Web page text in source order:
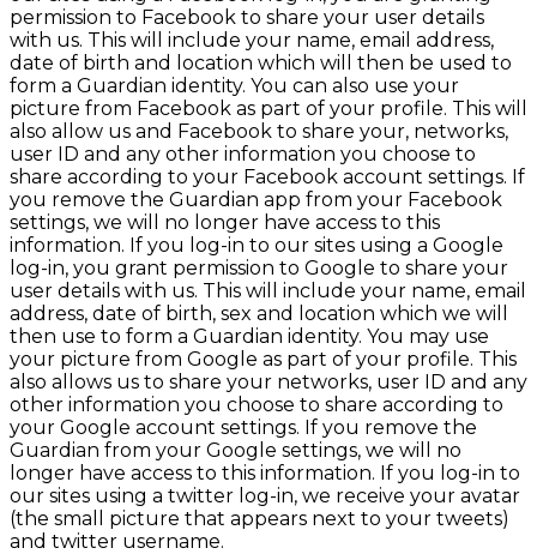
permission to Facebook to share your user details
with us. This will include your name, email address,
date of birth and location which will then be used to
form a Guardian identity. You can also use your
picture from Facebook as part of your profile. This will
also allow us and Facebook to share your, networks,
user ID and any other information you choose to
share according to your Facebook account settings. If
you remove the Guardian app from your Facebook
settings, we will no longer have access to this
information. If you log-in to our sites using a Google
log-in, you grant permission to Google to share your
user details with us. This will include your name, email
address, date of birth, sex and location which we will
then use to form a Guardian identity. You may use
your picture from Google as part of your profile. This
also allows us to share your networks, user ID and any
other information you choose to share according to
your Google account settings. If you remove the
Guardian from your Google settings, we will no
longer have access to this information. If you log-in to
our sites using a twitter log-in, we receive your avatar
(the small picture that appears next to your tweets)
and twitter username.